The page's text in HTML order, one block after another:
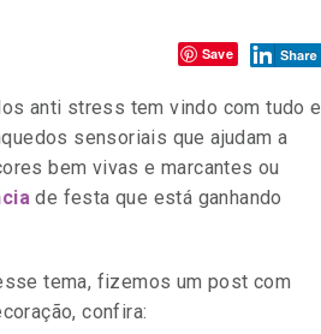
Compartilhe:
Save
anti stress tem vindo com tudo e
sensoriais que ajudam a
bem vivas e marcantes ou
de festa que está ganhando
tema, fizemos um post com
confira: